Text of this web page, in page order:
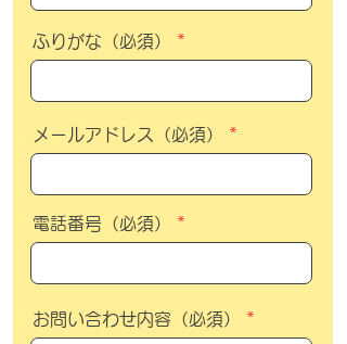
ふりがな（必須）
メールアドレス（必須）
電話番号（必須）
お問い合わせ内容（必須）